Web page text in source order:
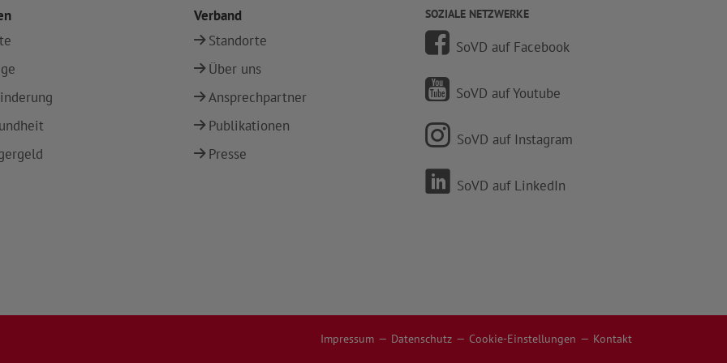
Verband
Standorte
Über uns
Ansprechpartner
Publikationen
Presse
SOZIALE NETZWERKE
SoVD auf Facebook
SoVD auf Youtube
SoVD auf Instagram
SoVD auf LinkedIn
Impressum Datenschutz Cookie-Einstellungen Kontakt